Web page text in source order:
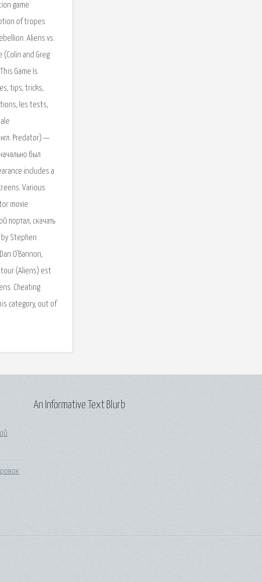
game
of tropes
Aliens vs.
(Colin and Greg
Game Is
tips, tricks,
les tests,
Predator) —
был
includes a
Various
movie
скачать
by Stephen
O'Bannon,
(Aliens) est
Cheating
category, out of
An Informative Text Blurb